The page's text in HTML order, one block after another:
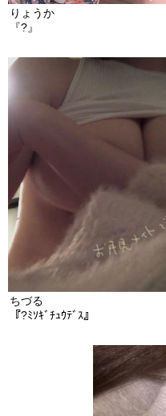
りょうか
『?』
ちづる
『?ﾐｿｷﾞﾁｭｳﾃﾞｽ』